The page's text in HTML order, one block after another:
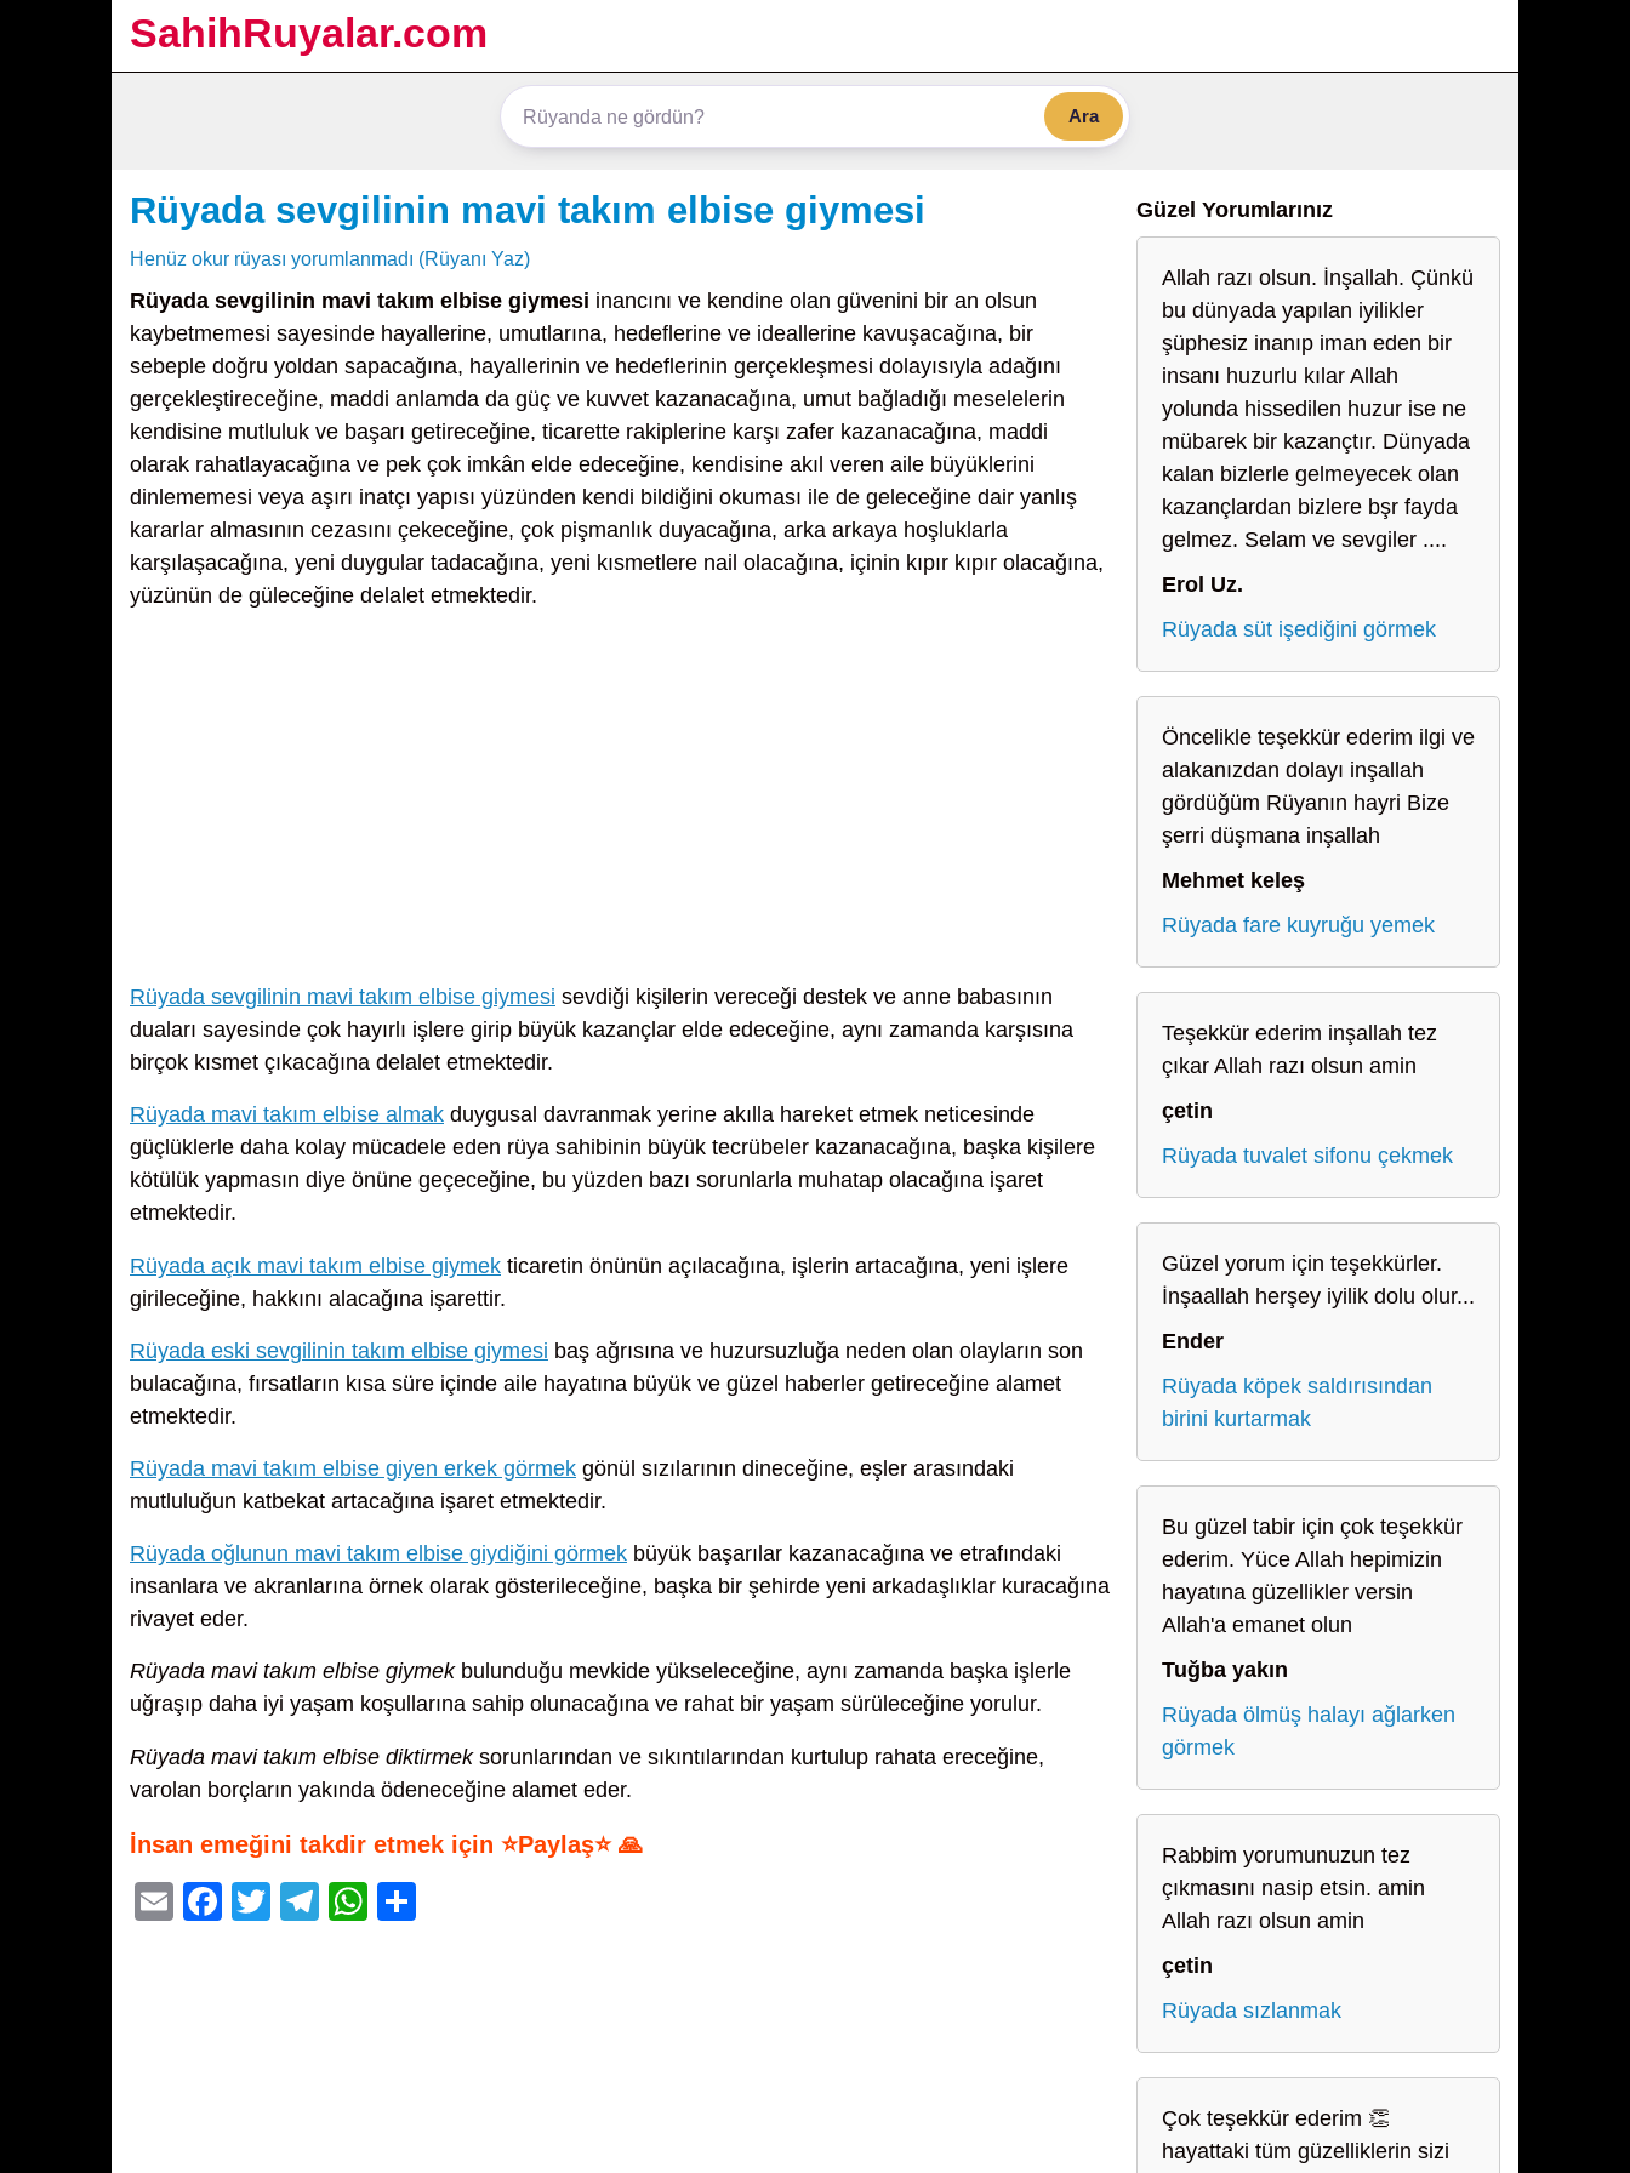
SahihRuyalar.com
Ara
Rüyada sevgilinin mavi takım elbise giymesi
Henüz okur rüyası yorumlanmadı (Rüyanı Yaz)
Rüyada sevgilinin mavi takım elbise giymesi inancını ve kendine olan güvenini bir an olsun
kaybetmemesi sayesinde hayallerine, umutlarına, hedeflerine ve ideallerine kavuşacağına, bir
sebeple doğru yoldan sapacağına, hayallerinin ve hedeflerinin gerçekleşmesi dolayısıyla adağını
gerçekleştireceğine, maddi anlamda da güç ve kuvvet kazanacağına, umut bağladığı meselelerin
kendisine mutluluk ve başarı getireceğine, ticarette rakiplerine karşı zafer kazanacağına, maddi
olarak rahatlayacağına ve pek çok imkân elde edeceğine, kendisine akıl veren aile büyüklerini
dinlememesi veya aşırı inatçı yapısı yüzünden kendi bildiğini okuması ile de geleceğine dair yanlış
kararlar almasının cezasını çekeceğine, çok pişmanlık duyacağına, arka arkaya hoşluklarla
karşılaşacağına, yeni duygular tadacağına, yeni kısmetlere nail olacağına, içinin kıpır kıpır olacağına,
yüzünün de güleceğine delalet etmektedir.
Rüyada sevgilinin mavi takım elbise giymesi sevdiği kişilerin vereceği destek ve anne babasının
duaları sayesinde çok hayırlı işlere girip büyük kazançlar elde edeceğine, aynı zamanda karşısına
birçok kısmet çıkacağına delalet etmektedir.
Rüyada mavi takım elbise almak duygusal davranmak yerine akılla hareket etmek neticesinde
güçlüklerle daha kolay mücadele eden rüya sahibinin büyük tecrübeler kazanacağına, başka kişilere
kötülük yapmasın diye önüne geçeceğine, bu yüzden bazı sorunlarla muhatap olacağına işaret
etmektedir.
Rüyada açık mavi takım elbise giymek ticaretin önünün açılacağına, işlerin artacağına, yeni işlere
girileceğine, hakkını alacağına işarettir.
Rüyada eski sevgilinin takım elbise giymesi baş ağrısına ve huzursuzluğa neden olan olayların son
bulacağına, fırsatların kısa süre içinde aile hayatına büyük ve güzel haberler getireceğine alamet
etmektedir.
Rüyada mavi takım elbise giyen erkek görmek gönül sızılarının dineceğine, eşler arasındaki
mutluluğun katbekat artacağına işaret etmektedir.
Rüyada oğlunun mavi takım elbise giydiğini görmek büyük başarılar kazanacağına ve etrafındaki
insanlara ve akranlarına örnek olarak gösterileceğine, başka bir şehirde yeni arkadaşlıklar kuracağına
rivayet eder.
Rüyada mavi takım elbise giymekbulunduğu mevkide yükseleceğine, aynı zamanda başka işlerle
uğraşıp daha iyi yaşam koşullarına sahip olunacağına ve rahat bir yaşam sürüleceğine yorulur.
Rüyada mavi takım elbise diktirmeksorunlarından ve sıkıntılarından kurtulup rahata ereceğine,
varolan borçların yakında ödeneceğine alamet eder.
İnsan emeğini takdir etmek için ⭐Paylaş⭐ 🙏
E
F
T
T
W
Güzel Yorumlarınız
Allah razı olsun. İnşallah. Çünkü
bu dünyada yapılan iyilikler
şüphesiz inanıp iman eden bir
insanı huzurlu kılar Allah
yolunda hissedilen huzur ise ne
mübarek bir kazançtır. Dünyada
kalan bizlerle gelmeyecek olan
kazançlardan bizlere bşr fayda
gelmez. Selam ve sevgiler ....
Erol Uz.
Rüyada süt işediğini görmek
Öncelikle teşekkür ederim ilgi ve
alakanızdan dolayı inşallah
gördüğüm Rüyanın hayri Bize
şerri düşmana inşallah
Mehmet keleş
Rüyada fare kuyruğu yemek
Teşekkür ederim inşallah tez
çıkar Allah razı olsun amin
çetin
Rüyada tuvalet sifonu çekmek
Güzel yorum için teşekkürler.
İnşaallah herşey iyilik dolu olur...
Ender
Rüyada köpek saldırısından
birini kurtarmak
Bu güzel tabir için çok teşekkür
ederim. Yüce Allah hepimizin
hayatına güzellikler versin
Allah'a emanet olun
Tuğba yakın
Rüyada ölmüş halayı ağlarken
görmek
Rabbim yorumunuzun tez
çıkmasını nasip etsin. amin
Allah razı olsun amin
çetin
Rüyada sızlanmak
Çok teşekkür ederim 👏
hayattaki tüm güzelliklerin sizi